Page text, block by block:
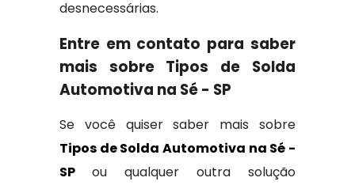
desnecessárias.
Entre em contato para saber
mais sobre Tipos de Solda
Automotiva na Sé - SP
Se você quiser saber mais sobre
Tipos de Solda Automotiva na Sé -
SP ou qualquer outra solução